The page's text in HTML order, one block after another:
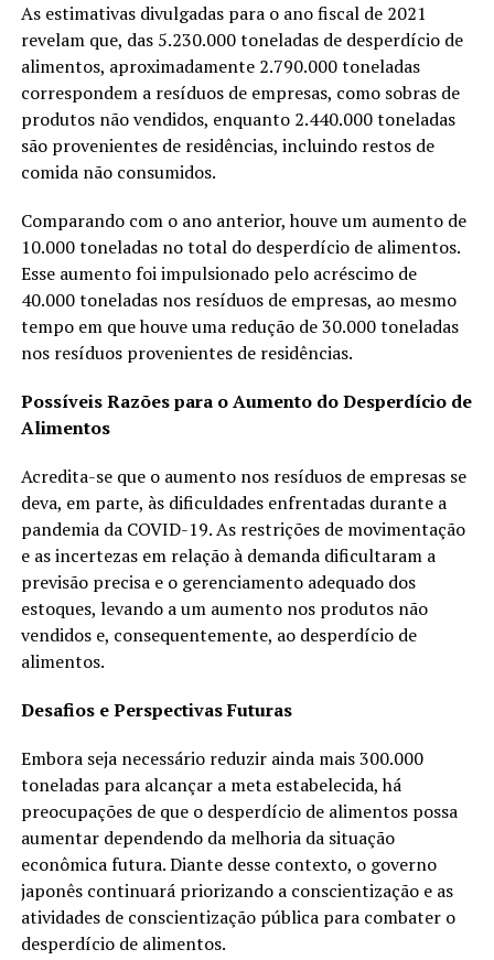
As estimativas divulgadas para o ano fiscal de 2021
revelam que, das 5.230.000 toneladas de desperdício de
alimentos, aproximadamente 2.790.000 toneladas
correspondem a resíduos de empresas, como sobras de
produtos não vendidos, enquanto 2.440.000 toneladas
são provenientes de residências, incluindo restos de
comida não consumidos.
Comparando com o ano anterior, houve um aumento de
10.000 toneladas no total do desperdício de alimentos.
Esse aumento foi impulsionado pelo acréscimo de
40.000 toneladas nos resíduos de empresas, ao mesmo
tempo em que houve uma redução de 30.000 toneladas
nos resíduos provenientes de residências.
Possíveis Razões para o Aumento do Desperdício de
Alimentos
Acredita-se que o aumento nos resíduos de empresas se
deva, em parte, às dificuldades enfrentadas durante a
pandemia da COVID-19. As restrições de movimentação
e as incertezas em relação à demanda dificultaram a
previsão precisa e o gerenciamento adequado dos
estoques, levando a um aumento nos produtos não
vendidos e, consequentemente, ao desperdício de
alimentos.
Desafios e Perspectivas Futuras
Embora seja necessário reduzir ainda mais 300.000
toneladas para alcançar a meta estabelecida, há
preocupações de que o desperdício de alimentos possa
aumentar dependendo da melhoria da situação
econômica futura. Diante desse contexto, o governo
japonês continuará priorizando a conscientização e as
atividades de conscientização pública para combater o
desperdício de alimentos.